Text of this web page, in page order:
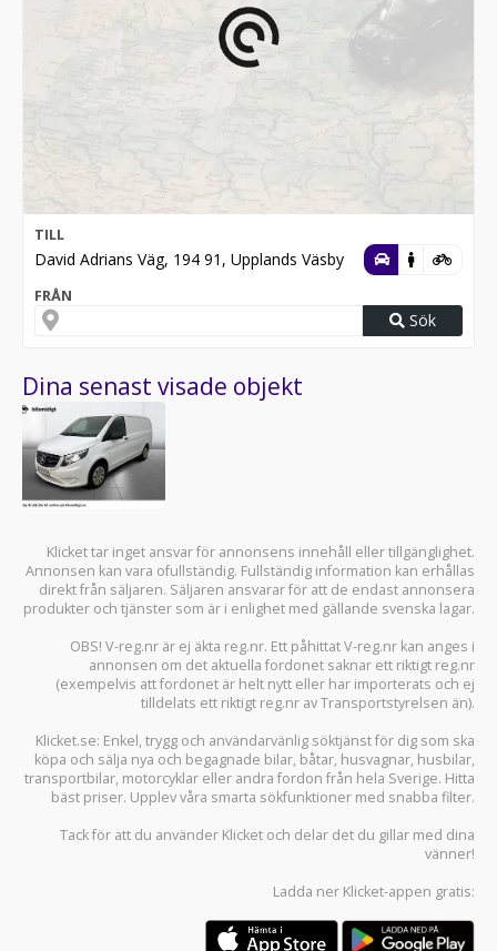
TILL
David Adrians Väg, 194 91, Upplands Väsby
FRÅN
Sök
Dina senast visade objekt
Klicket tar inget ansvar för annonsens innehåll eller tillgänglighet.
Annonsen kan vara ofullständig. Fullständig information kan erhållas
direkt från säljaren. Säljaren ansvarar för att de endast annonsera
produkter och tjänster som är i enlighet med gällande svenska lagar.
OBS! V-reg.nr är ej äkta reg.nr. Ett påhittat V-reg.nr kan anges i
annonsen om det aktuella fordonet saknar ett riktigt reg.nr
(exempelvis att fordonet är helt nytt eller har importerats och ej
tilldelats ett riktigt reg.nr av Transportstyrelsen än).
Klicket.se: Enkel, trygg och användarvänlig söktjänst för dig som ska
köpa och sälja nya och begagnade bilar, båtar, husvagnar, husbilar,
transportbilar, motorcyklar eller andra fordon från hela Sverige. Hitta
bäst priser. Upplev våra smarta sökfunktioner med snabba filter.
Tack för att du använder Klicket och delar det du gillar med dina
vänner!
Ladda ner Klicket-appen gratis: